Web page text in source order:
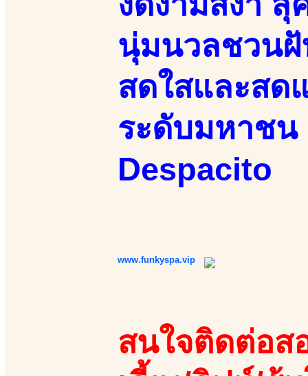
นุ่มนวลชวนฝั
สดใสและสด
ระดับมหาชน
Despacito
www.funkyspa.vip
สนใจติดต่อส